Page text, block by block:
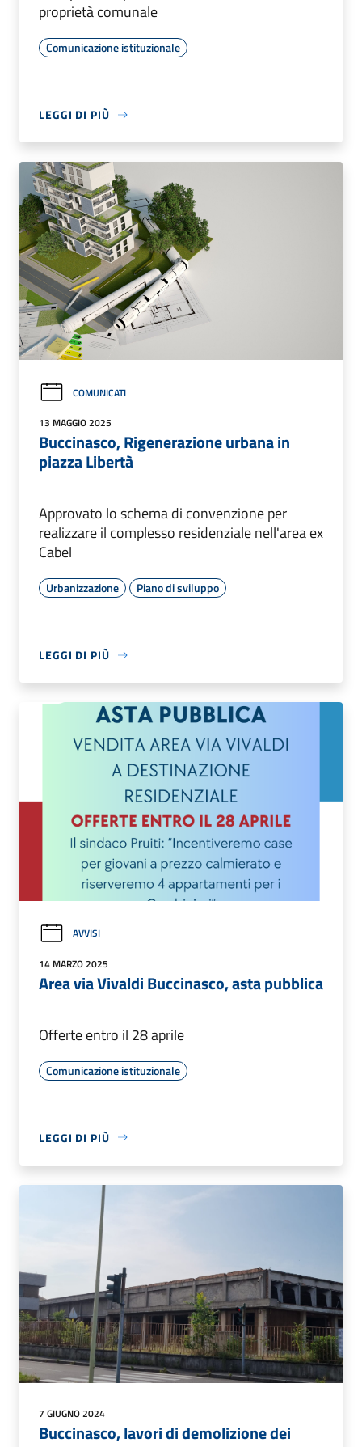
proprietà comunale
Comunicazione istituzionale
LEGGI DI PIÙ
COMUNICATI
13 MAGGIO 2025
Buccinasco, Rigenerazione urbana in
piazza Libertà
Approvato lo schema di convenzione per
realizzare il complesso residenziale nell'area ex
Cabel
Urbanizzazione Piano di sviluppo
LEGGI DI PIÙ
AVVISI
14 MARZO 2025
Area via Vivaldi Buccinasco, asta pubblica
Offerte entro il 28 aprile
Comunicazione istituzionale
LEGGI DI PIÙ
7 GIUGNO 2024
Buccinasco, lavori di demolizione dei